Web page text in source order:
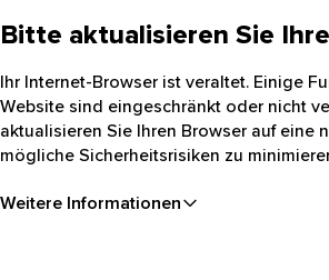
Bitte aktualisieren Sie
Ihr Internet-Browser ist veraltet. Einige
Website sind eingeschränkt oder nicht
aktualisieren Sie Ihren Browser auf eine
mögliche Sicherheitsrisiken zu
Weitere Informationen